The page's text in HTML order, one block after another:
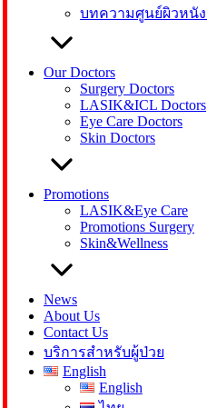
บทความศูนย์ผิวหนั
Our Doctors
Surgery Doctors
LASIK&ICL Doctors
Eye Care Doctors
Skin Doctors
Promotions
LASIK&Eye Care
Promotions Surgery
Skin&Wellness
News
About Us
Contact Us
บริการสำหรับผู้ป่วย
English
English